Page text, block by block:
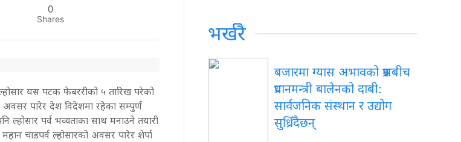
0
Shares
ल्होसार यस पटक फेबररीको ५ तारिख परेको
पारेर देश विदेशमा रहेका सम्पुर्ण
ल्होसार पर्व भव्यताका साथ मनाउने तयारी
चाडपर्व ल्होसारको अवसर पारेर शेर्पा
भर्खरै
बजारमा ग्यास अभावको प्रश्नबीच
प्रधानमन्त्री बालेनको दाबी:
सार्वजनिक संस्थान र उद्योग
सुध्रिँदैछन्